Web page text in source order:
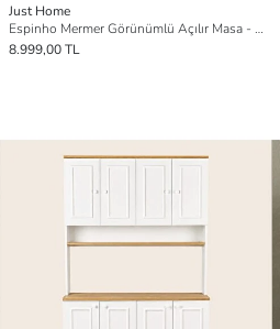
Just Home
Espinho Mermer Görünümlü Açılır Masa - Siyah - 75x70x120 cm
8.999,00 TL